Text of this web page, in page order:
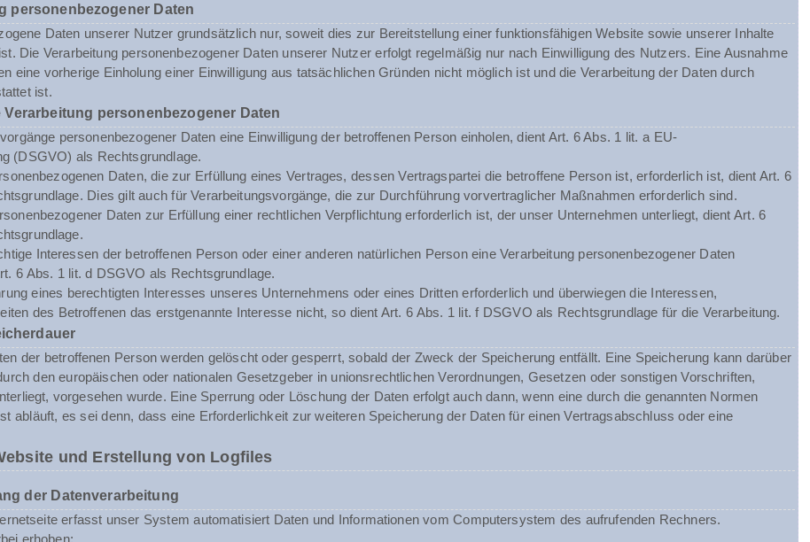
personenbezogener Daten
Daten unserer Nutzer grundsätzlich nur, soweit dies zur Bereitstellung einer funktionsfähigen Website sowie unserer Inhalte
Die Verarbeitung personenbezogener Daten unserer Nutzer erfolgt regelmäßig nur nach Einwilligung des Nutzers. Eine Ausnahme
eine vorherige Einholung einer Einwilligung aus tatsächlichen Gründen nicht möglich ist und die Verarbeitung der Daten durch
ist.
personenbezogener Daten
personenbezogener Daten eine Einwilligung der betroffenen Person einholen, dient Art. 6 Abs. 1 lit. a EU-
(DSGVO) als Rechtsgrundlage.
Daten, die zur Erfüllung eines Vertrages, dessen Vertragspartei die betroffene Person ist, erforderlich ist, dient Art. 6
Dies gilt auch für Verarbeitungsvorgänge, die zur Durchführung vorvertraglicher Maßnahmen erforderlich sind.
Daten zur Erfüllung einer rechtlichen Verpflichtung erforderlich ist, der unser Unternehmen unterliegt, dient Art. 6
Interessen der betroffenen Person oder einer anderen natürlichen Person eine Verarbeitung personenbezogener Daten
6 Abs. 1 lit. d DSGVO als Rechtsgrundlage.
eines berechtigten Interesses unseres Unternehmens oder eines Dritten erforderlich und überwiegen die Interessen,
des Betroffenen das erstgenannte Interesse nicht, so dient Art. 6 Abs. 1 lit. f DSGVO als Rechtsgrundlage für die Verarbeitung.
der betroffenen Person werden gelöscht oder gesperrt, sobald der Zweck der Speicherung entfällt. Eine Speicherung kann darüber
den europäischen oder nationalen Gesetzgeber in unionsrechtlichen Verordnungen, Gesetzen oder sonstigen Vorschriften,
vorgesehen wurde. Eine Sperrung oder Löschung der Daten erfolgt auch dann, wenn eine durch die genannten Normen
abläuft, es sei denn, dass eine Erforderlichkeit zur weiteren Speicherung der Daten für einen Vertragsabschluss oder eine
und Erstellung von Logfiles
der Datenverarbeitung
erfasst unser System automatisiert Daten und Informationen vom Computersystem des aufrufenden Rechners.
erhoben: